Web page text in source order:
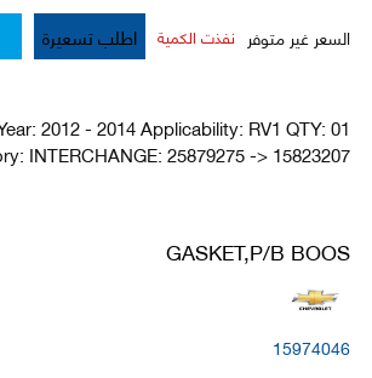
السعر غير متوفر نفذت الكمية اطلب تسعيرة
2012 - 2014 Applicability: RV1 QTY: 01
INTERCHANGE: 25879275 -> 15823207
GASKET,P/B BOOS
15974046